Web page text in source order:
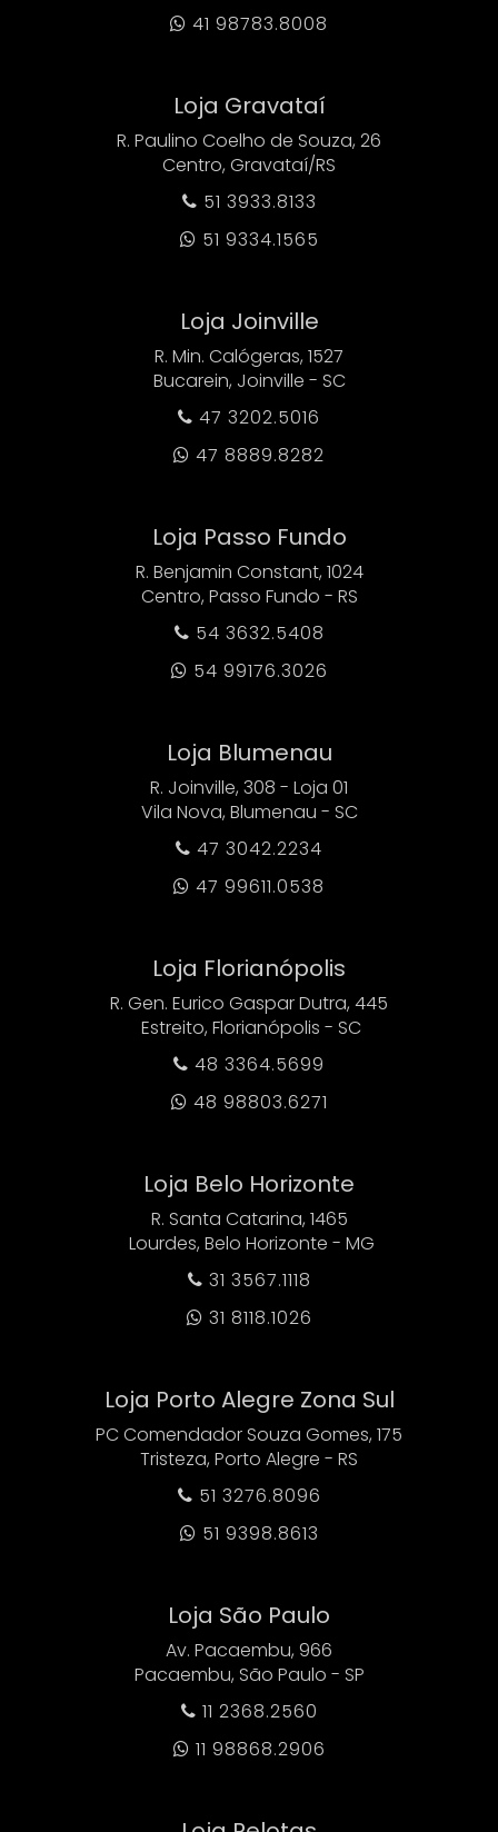
 41 98783.8008
Loja Gravataí
R. Paulino Coelho de Souza, 26
Centro, Gravataí/RS
 51 3933.8133
 51 9334.1565
Loja Joinville
R. Min. Calógeras, 1527
Bucarein, Joinville - SC
 47 3202.5016
 47 8889.8282
Loja Passo Fundo
R. Benjamin Constant, 1024
Centro, Passo Fundo - RS
 54 3632.5408
 54 99176.3026
Loja Blumenau
R. Joinville, 308 - Loja 01
Vila Nova, Blumenau - SC
 47 3042.2234
 47 99611.0538
Loja Florianópolis
R. Gen. Eurico Gaspar Dutra, 445
Estreito, Florianópolis - SC
 48 3364.5699
 48 98803.6271
Loja Belo Horizonte
R. Santa Catarina, 1465
Lourdes, Belo Horizonte - MG
 31 3567.1118
 31 8118.1026
Loja Porto Alegre Zona Sul
PC Comendador Souza Gomes, 175
Tristeza, Porto Alegre - RS
 51 3276.8096
 51 9398.8613
Loja São Paulo
Av. Pacaembu, 966
Pacaembu, São Paulo - SP
 11 2368.2560
 11 98868.2906